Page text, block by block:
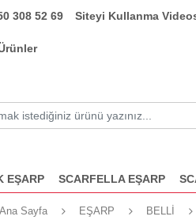
308 52 69 Siteyi Kullanma
EŞARP SCARFELLA EŞARP
Ana Sayfa EŞARP BELLİ